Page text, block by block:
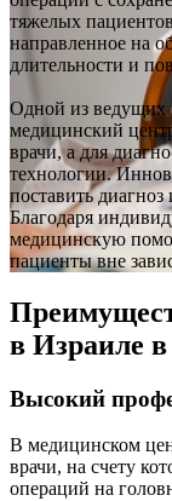
тяжелых
направленное на
длительности и
Одной из ведущих
медицинский
врачи, а для
технологии.
поставить
Благодаря
медицинскую
пациенты вне
в Израиле
Высокий
В медицинском
врачи, на счету
операций на